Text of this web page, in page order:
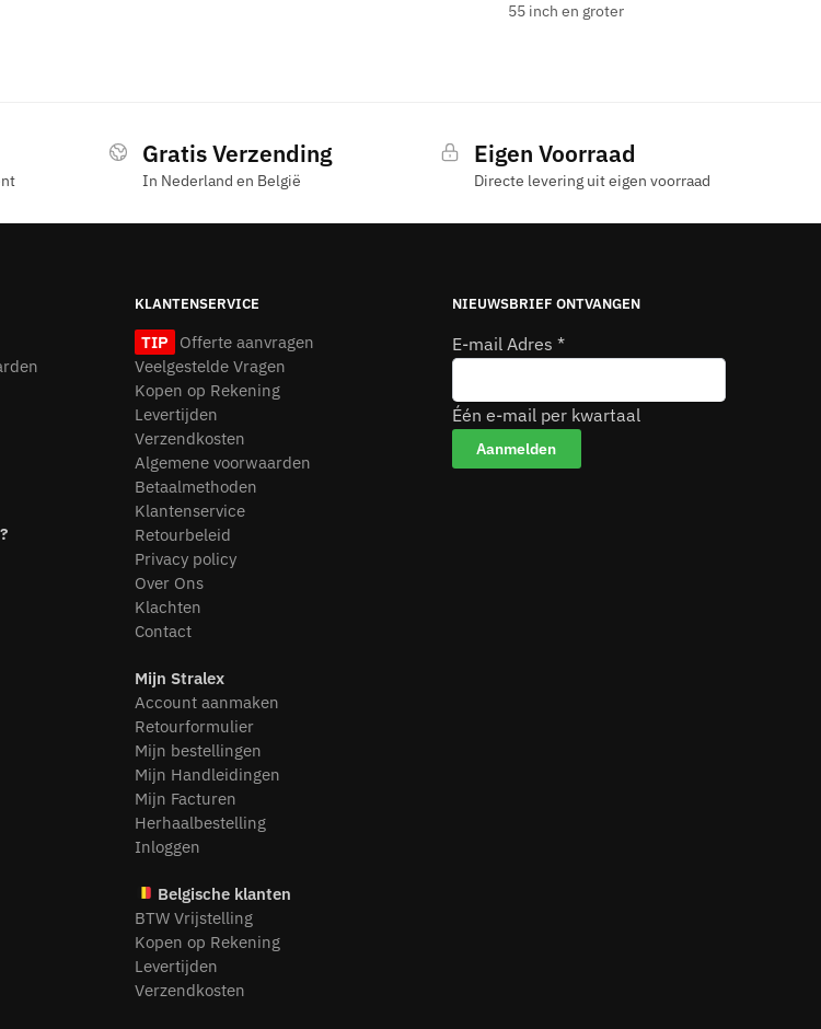
55 inch en groter
Gratis Verzending
In Nederland en België
Eigen Voorraad
Directe levering uit eigen voorraad
KLANTENSERVICE
TIP
Offerte aanvragen
Veelgestelde Vragen
Kopen op Rekening
Levertijden
Verzendkosten
Algemene voorwaarden
Betaalmethoden
Klantenservice
Retourbeleid
Privacy policy
Over Ons
Klachten
Contact
Mijn Stralex
Account aanmaken
Retourformulier
Mijn bestellingen
Mijn Handleidingen
Mijn Facturen
Herhaalbestelling
Inloggen
Belgische klanten
BTW Vrijstelling
Kopen op Rekening
Levertijden
Verzendkosten
NIEUWSBRIEF ONTVANGEN
E-mail Adres *
Één e-mail per kwartaal